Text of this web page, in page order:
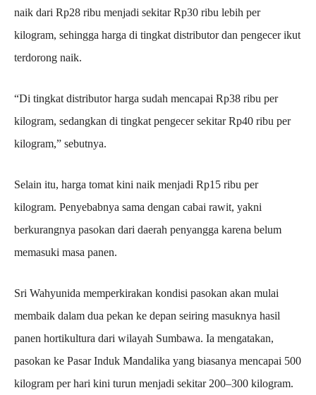
naik dari Rp28 ribu menjadi sekitar Rp30 ribu lebih per
kilogram, sehingga harga di tingkat distributor dan pengecer ikut
terdorong naik.
“Di tingkat distributor harga sudah mencapai Rp38 ribu per
kilogram, sedangkan di tingkat pengecer sekitar Rp40 ribu per
kilogram,” sebutnya.
Selain itu, harga tomat kini naik menjadi Rp15 ribu per
kilogram. Penyebabnya sama dengan cabai rawit, yakni
berkurangnya pasokan dari daerah penyangga karena belum
memasuki masa panen.
Sri Wahyunida memperkirakan kondisi pasokan akan mulai
membaik dalam dua pekan ke depan seiring masuknya hasil
panen hortikultura dari wilayah Sumbawa. Ia mengatakan,
pasokan ke Pasar Induk Mandalika yang biasanya mencapai 500
kilogram per hari kini turun menjadi sekitar 200–300 kilogram.